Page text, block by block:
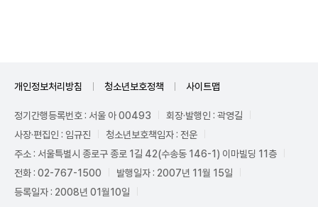
개인정보처리방침 청소년보호정책 사이트맵
정기간행등록번호 : 서울 아 00493
회장·발행인 : 곽영길
사장·편집인 : 임규진
청소년보호책임자 : 전운
주소 : 서울특별시 종로구 종로 1길 42(수송동 146-1) 이마빌딩 11층
전화 : 02-767-1500
발행일자 : 2007년 11월 15일
등록일자 : 2008년 01월10일